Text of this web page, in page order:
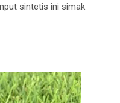
sintetis ini simak